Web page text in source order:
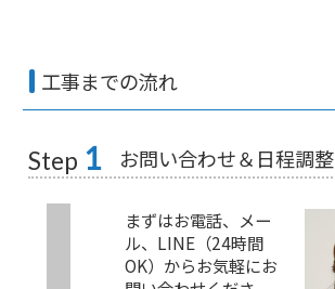
工事までの流れ
Step 1 お問い合わせ＆日程調整
まずはお電話、メー
ル、LINE（24時間
OK）からお気軽にお